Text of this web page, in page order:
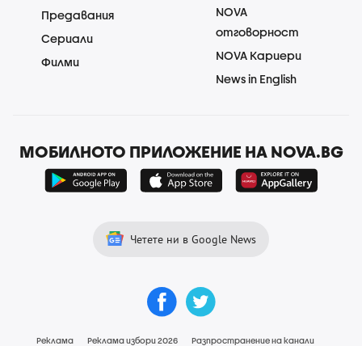
Предавания
Сериали
Филми
NOVA
отговорност
NOVA Кариери
News in English
МОБИЛНОТО ПРИЛОЖЕНИЕ НА NOVA.BG
Четете ни в Google News
Реклама Реклама избори 2026 Разпространение на канали